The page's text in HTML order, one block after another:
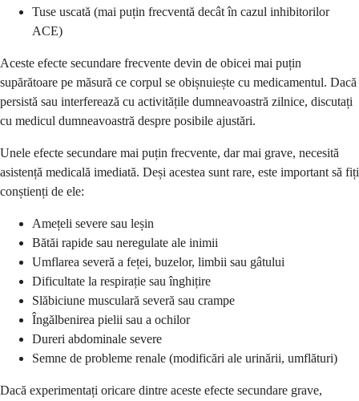
Tuse uscată (mai puțin frecventă decât în cazul inhibitorilor
ACE)
Aceste efecte secundare frecvente devin de obicei mai puțin
supărătoare pe măsură ce corpul se obișnuiește cu medicamentul. Dacă
persistă sau interferează cu activitățile dumneavoastră zilnice, discutați
cu medicul dumneavoastră despre posibile ajustări.
Unele efecte secundare mai puțin frecvente, dar mai grave, necesită
asistență medicală imediată. Deși acestea sunt rare, este important să fiți
conștienți de ele:
Amețeli severe sau leșin
Bătăi rapide sau neregulate ale inimii
Umflarea severă a feței, buzelor, limbii sau gâtului
Dificultate la respirație sau înghițire
Slăbiciune musculară severă sau crampe
Îngălbenirea pielii sau a ochilor
Dureri abdominale severe
Semne de probleme renale (modificări ale urinării, umflături)
Dacă experimentați oricare dintre aceste efecte secundare grave,